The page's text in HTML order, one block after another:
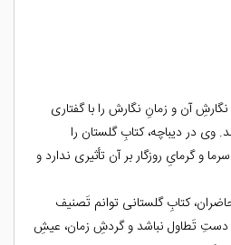
آن و زمانِ نگارش را با گفتاری
وی در دیباچه، کتابِ گلستان را
و گرمایِ روزگار بر آن تأثیری ندارد و
کتابِ گلستانی توانم تَصنیف
دستِ تَطاول نباشد و گردشِ زمان، عیشِ